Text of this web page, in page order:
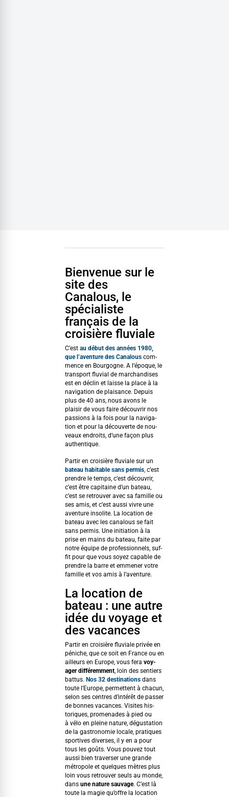
Bienvenue sur le
site des
Canalous, le
spécialiste
français de la
croisière fluviale
C’est au début des années 1980,
que l’aventure des Canalous com­
mence en Bour­gogne. A l’époque, le
trans­port flu­vial de marchan­dis­es
est en déclin et laisse la place à la
nav­i­ga­tion de plai­sance. Depuis
plus de 40 ans, nous avons le
plaisir de vous faire décou­vrir nos
pas­sions à la fois pour la nav­i­ga­
tion et pour la décou­verte de nou­
veaux endroits, d’une façon plus
authentique.
Par­tir en croisière flu­viale sur un
bateau hab­it­able sans per­mis, c’est
pren­dre le temps, c’est décou­vrir,
c’est être cap­i­taine d’un bateau,
c’est se retrou­ver avec sa famille ou
ses amis, et c’est aus­si vivre une
aven­ture inso­lite. La loca­tion de
bateau avec les canalous se fait
sans per­mis. Une ini­ti­a­tion à la
prise en mains du bateau, faite par
notre équipe de pro­fes­sion­nels, suf­
fit pour que vous soyez capa­ble de
pren­dre la barre et emmen­er votre
famille et vos amis à l’aventure.
La location de
bateau : une autre
idée du voyage et
des vacances
Par­tir en croisière flu­viale privée en
péniche, que ce soit en France ou en
ailleurs en Europe, vous fera voy­
ager dif­férem­ment, loin des sen­tiers
bat­tus. Nos 32 des­ti­na­tions dans
toute l’Europe, per­me­t­tent à cha­cun,
selon ses cen­tres d’intérêt de pass­er
de bonnes vacances. Vis­ites his­
toriques, prom­e­nades à pied ou
à vélo en pleine nature, dégus­ta­tion
de la gas­tronomie locale, pra­tiques
sportives divers­es, il y en a pour
tous les goûts. Vous pou­vez tout
aus­si bien tra­vers­er une grande
métro­pole et quelques mètres plus
loin vous retrou­ver seuls au monde,
dans une nature sauvage. C’est là
toute la magie qu’offre la loca­tion